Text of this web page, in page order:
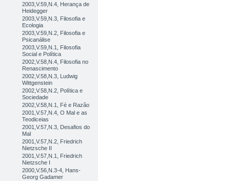
2003,V.59,N.4, Herança de
Heidegger
2003,V.59,N.3, Filosofia e
Ecologia
2003,V.59,N.2, Filosofia e
Psicanálise
2003,V.59,N.1, Filosofia
Social e Política
2002,V.58,N.4, Filosofia no
Renascimento
2002,V.58,N.3, Ludwig
Wittgenstein
2002,V.58,N.2, Política e
Sociedade
2002,V.58,N.1, Fé e Razão
2001,V.57,N.4, O Mal e as
Teodiceias
2001,V.57,N.3, Desafios do
Mal
2001,V.57,N.2, Friedrich
Nietzsche II
2001,V.57,N.1, Friedrich
Nietzsche I
2000,V.56,N.3-4, Hans-
Georg Gadamer